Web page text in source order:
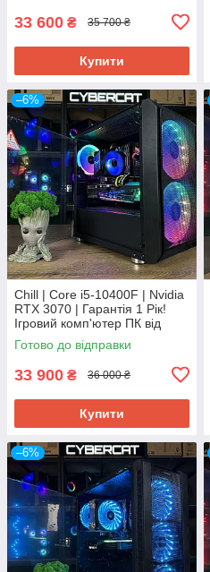
33 600 ₴ 35 700 ₴
Купити
–6%
Chill | Core i5-10400F | Nvidia
RTX 3070 | Гарантія 1 Рік!
Ігровий комп'ютер ПК від
магазин CyberCat
Готово до відправки
33 900 ₴ 36 000 ₴
Купити
–6%